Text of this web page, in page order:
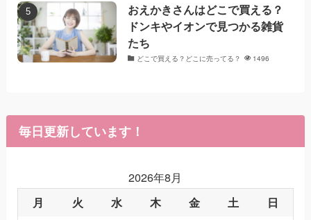
おえかきさんはどこで買える？
ドンキやイオンで見つかる雑貨
たち
どこで買える？どこに売ってる？ 1496
毎日更新しています！
2026年8月
月 火 水 木 金 土 日